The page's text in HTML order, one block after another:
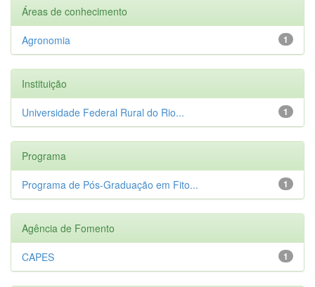
Áreas de conhecimento
1
Agronomia
Instituição
1
Universidade Federal Rural do Rio...
Programa
1
Programa de Pós-Graduação em Fito...
Agência de Fomento
1
CAPES